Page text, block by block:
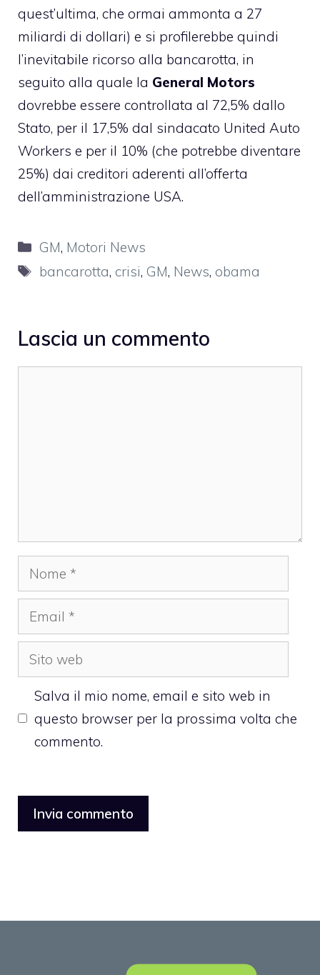
quest’ultima, che ormai ammonta a 27
miliardi di dollari) e si profilerebbe quindi
l’inevitabile ricorso alla bancarotta, in
seguito alla quale la General Motors
dovrebbe essere controllata al 72,5% dallo
Stato, per il 17,5% dal sindacato United Auto
Workers e per il 10% (che potrebbe diventare
25%) dai creditori aderenti all’offerta
dell’amministrazione USA.
Categorie
GM, Motori News
Tag
bancarotta, crisi, GM, News, obama
Lascia un commento
Nome
Email
Sito
web
Salva il mio nome, email e sito web in
questo browser per la prossima volta che
commento.